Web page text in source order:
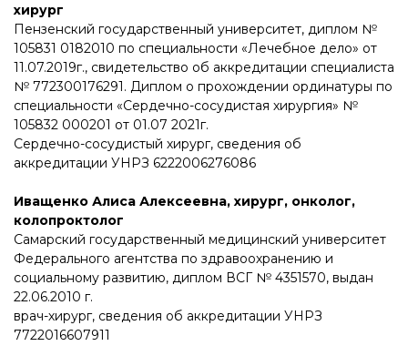
хирург
Пензенский государственный университет, диплом №
105831 0182010 по специальности «Лечебное дело» от
11.07.2019г., свидетельство об аккредитации специалиста
№ 772300176291. Диплом о прохождении ординатуры по
специальности «Сердечно-сосудистая хирургия» №
105832 000201 от 01.07 2021г.
Сердечно-сосудистый хирург, сведения об
аккредитации УНРЗ 6222006276086
Иващенко Алиса Алексеевна, хирург, онколог,
колопроктолог
Самарский государственный медицинский университет
Федерального агентства по здравоохранению и
социальному развитию, диплом ВСГ № 4351570, выдан
22.06.2010 г.
врач-хирург, сведения об аккредитации УНРЗ
7722016607911